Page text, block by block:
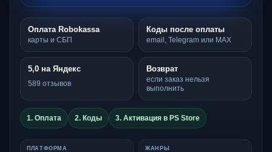
Оплата Robokassa
карты и СБП
Коды после оплаты
email, Telegram или MAX
5,0 на Яндекс
589 отзывов
Возврат
если заказ нельзя
выполнить
1. Оплата 2. Коды 3. Активация в PS Store
ПЛАТФОРМА ЖАНРЫ